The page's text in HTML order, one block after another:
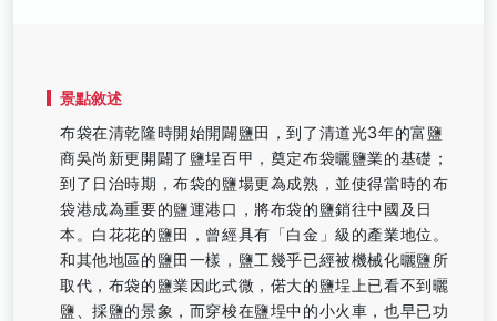
景點敘述
布袋在清乾隆時開始開闢鹽田，到了清道光3年的富鹽
商吳尚新更開闢了鹽埕百甲，奠定布袋曬鹽業的基礎；
到了日治時期，布袋的鹽場更為成熟，並使得當時的布
袋港成為重要的鹽運港口，將布袋的鹽銷往中國及日
本。白花花的鹽田，曾經具有「白金」級的產業地位。
和其他地區的鹽田一樣，鹽工幾乎已經被機械化曬鹽所
取代，布袋的鹽業因此式微，偌大的鹽埕上已看不到曬
鹽、採鹽的景象，而穿梭在鹽埕中的小火車，也早已功